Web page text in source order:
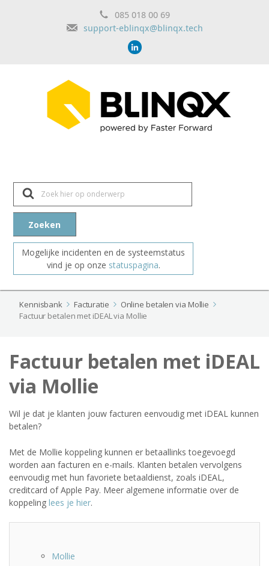
085 018 00 69
support-eblinqx@blinqx.tech
Z
e
k
a
Zoeken
Mogelijke incidenten en de systeemstatus
vind je op onze statuspagina.
Kennisbank Facturatie
Online betalen via Mollie
Factuur betalen met iDEAL via Mollie
Factuur betalen met iDEAL
via Mollie
Wil je dat je klanten jouw facturen eenvoudig met iDEAL kunnen
betalen?
Met de Mollie koppeling kunnen er betaallinks toegevoegd
worden aan facturen en e-mails. Klanten betalen vervolgens
eenvoudig met hun favoriete betaaldienst, zoals iDEAL,
creditcard of Apple Pay. Meer algemene informatie over de
koppeling lees je hier.
Mollie